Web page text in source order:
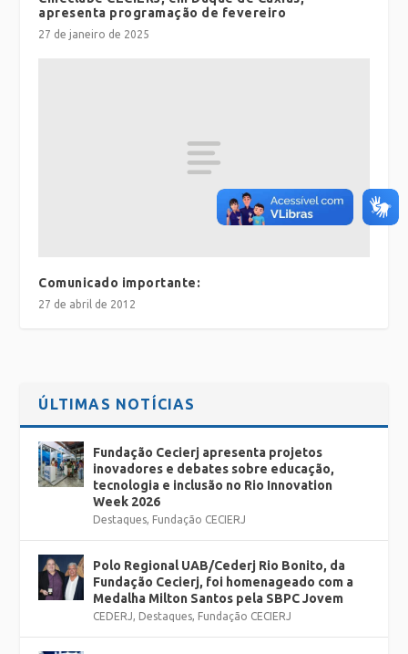
apresenta programação de fevereiro
27 de janeiro de 2025
Comunicado importante:
27 de abril de 2012
ÚLTIMAS NOTÍCIAS
Fundação Cecierj apresenta projetos
inovadores e debates sobre educação,
tecnologia e inclusão no Rio Innovation
Week 2026
Destaques, Fundação CECIERJ
Polo Regional UAB/Cederj Rio Bonito, da
Fundação Cecierj, foi homenageado com a
Medalha Milton Santos pela SBPC Jovem
CEDERJ, Destaques, Fundação CECIERJ